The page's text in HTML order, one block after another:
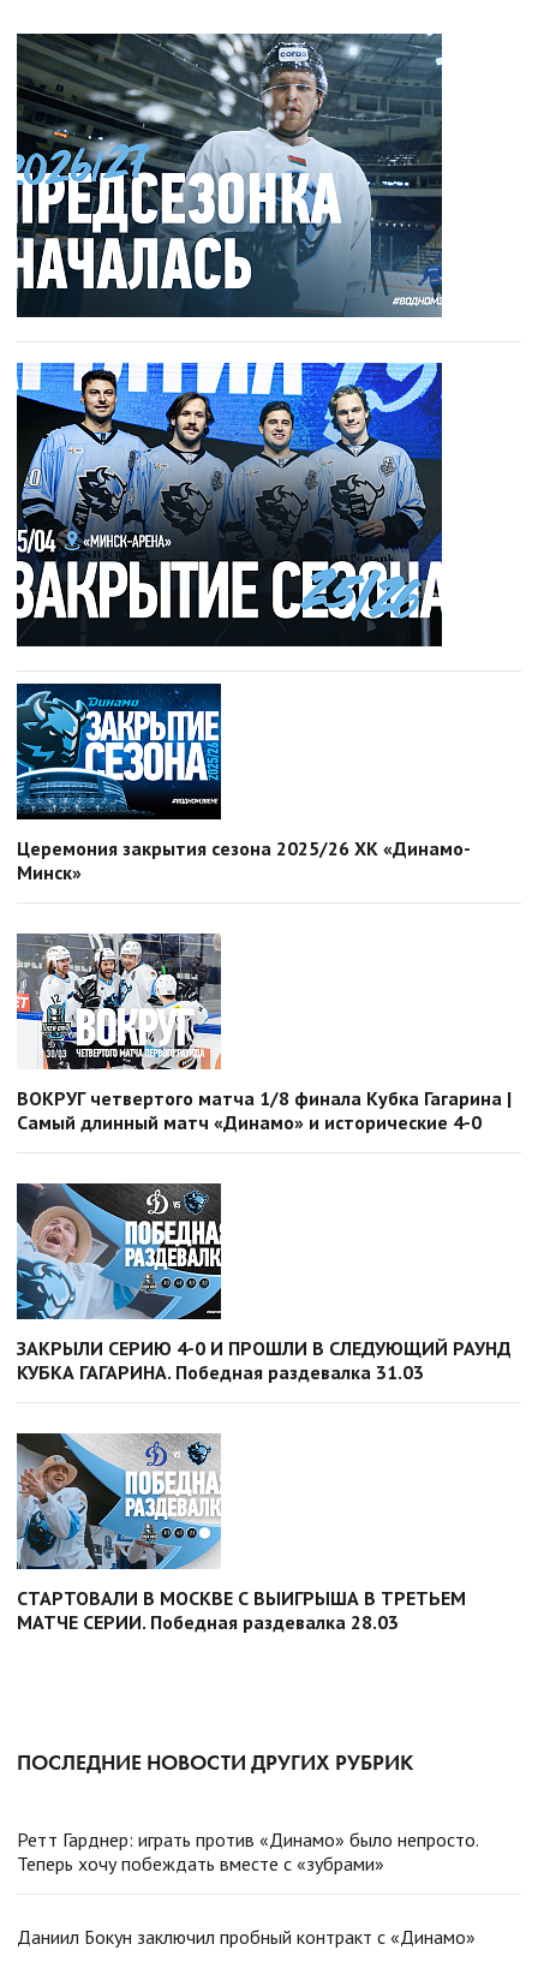
Церемония закрытия сезона 2025/26 ХК «Динамо-
Минск»
ВОКРУГ четвертого матча 1/8 финала Кубка Гагарина |
Самый длинный матч «Динамо» и исторические 4-0
ЗАКРЫЛИ СЕРИЮ 4-0 И ПРОШЛИ В СЛЕДУЮЩИЙ РАУНД
КУБКА ГАГАРИНА. Победная раздевалка 31.03
СТАРТОВАЛИ В МОСКВЕ С ВЫИГРЫША В ТРЕТЬЕМ
МАТЧЕ СЕРИИ. Победная раздевалка 28.03
ПОСЛЕДНИЕ НОВОСТИ ДРУГИХ РУБРИК
Ретт Гарднер: играть против «Динамо» было непросто.
Теперь хочу побеждать вместе с «зубрами»
Даниил Бокун заключил пробный контракт с «Динамо»